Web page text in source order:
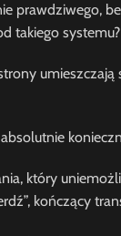
prawdziwego,
takiego systemu?
który
kończący